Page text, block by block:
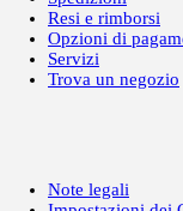
Resi e rimborsi
Opzioni di
Servizi
Trova un negozio
Note legali